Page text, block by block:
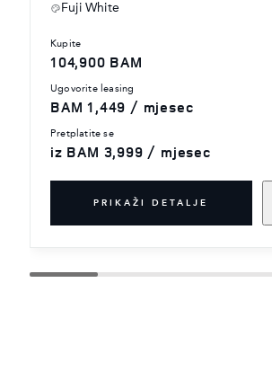
Fuji White
kupite
104,900 BAM
ugovorite leasing
BAM 1,449 / mjesec
pretplatite se
iz BAM 3,999 / mjesec
PRIKAŽI DETALJE